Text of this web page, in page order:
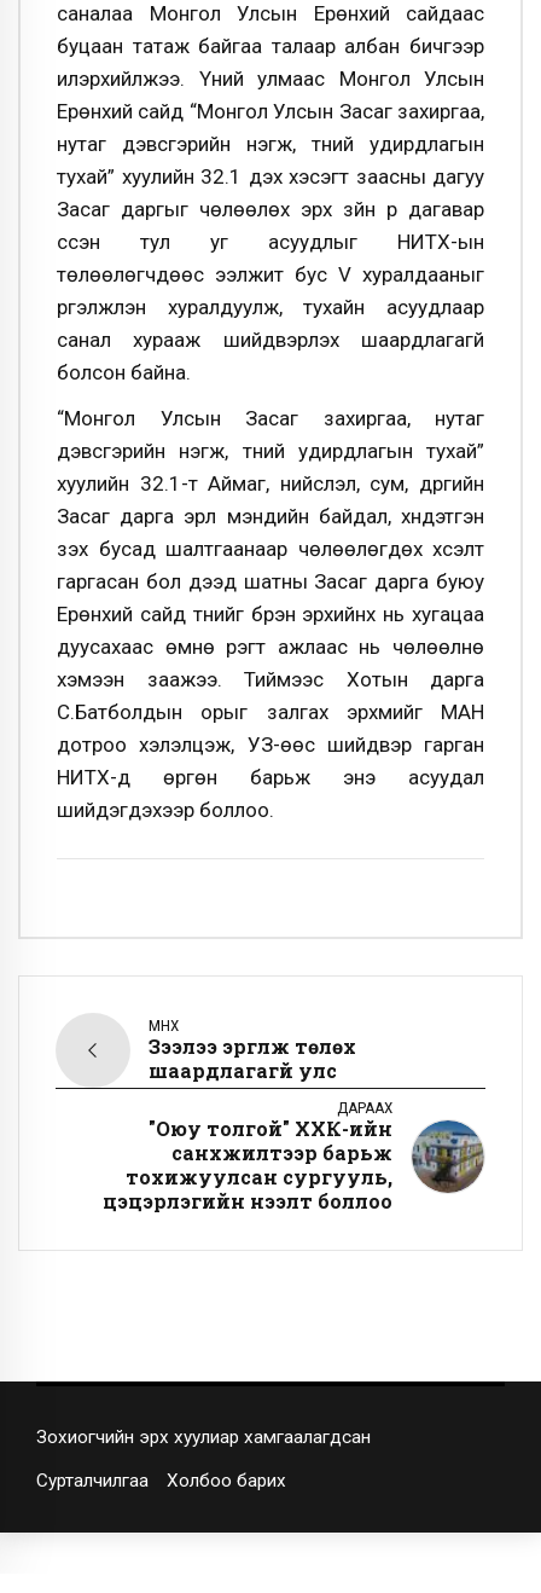
саналаа Монгол Улсын Ерөнхий сайдаас
буцаан татаж байгаа талаар албан бичгээр
илэрхийлжээ. Үүний улмаас Монгол Улсын
Ерөнхий сайд “Монгол Улсын Засаг захиргаа,
нутаг дэвсгэрийн нэгж, түүний удирдлагын
тухай” хуулийн 32.1 дэх хэсэгт заасны дагуу
Засаг даргыг чөлөөлөх эрх зүйн үр дагавар
үүссэн тул уг асуудлыг НИТХ-ын
төлөөлөгчдөөс ээлжит бус V хуралдааныг
үргэлжүүлэн хуралдуулж, тухайн асуудлаар
санал хурааж шийдвэрлэх шаардлагагүй
болсон байна.
“Монгол Улсын Засаг захиргаа, нутаг
дэвсгэрийн нэгж, түүний удирдлагын тухай”
хуулийн 32.1-т Аймаг, нийслэл, сум, дүүргийн
Засаг дарга эрүүл мэндийн байдал, хүндэтгэн
үзэх бусад шалтгаанаар чөлөөлөгдөх хүсэлт
гаргасан бол дээд шатны Засаг дарга буюу
Ерөнхий сайд түүнийг бүрэн эрхийнх нь хугацаа
дуусахаас өмнө үүрэгт ажлаас нь чөлөөлнө
хэмээн заажээ. Тиймээс Хотын дарга
С.Батболдын орыг залгах эрхмийг МАН
дотроо хэлэлцэж, УЗ-өөс шийдвэр гарган
НИТХ-д өргөн барьж энэ асуудал
шийдэгдэхээр боллоо.
ӨМНӨХ
Зээлээ эргүүлж төлөх
шаардлагагүй улс
ДАРААХ
"Оюу толгой" ХХК-ийн
санхүүжилтээр барьж
тохижуулсан сургууль,
цэцэрлэгийн нээлт боллоо
Зохиогчийн эрх хуулиар хамгаалагдсан
Сурталчилгаа Холбоо барих